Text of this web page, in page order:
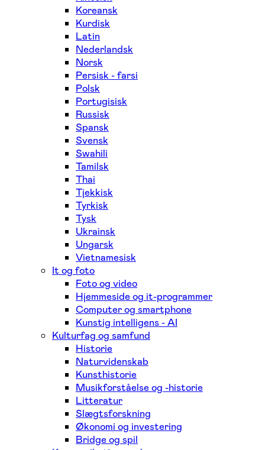
Koreansk
Kurdisk
Latin
Nederlandsk
Norsk
Persisk - farsi
Polsk
Portugisisk
Russisk
Spansk
Svensk
Swahili
Tamilsk
Thai
Tjekkisk
Tyrkisk
Tysk
Ukrainsk
Ungarsk
Vietnamesisk
It og foto
Foto og video
Hjemmeside og it-programmer
Computer og smartphone
Kunstig intelligens - AI
Kulturfag og samfund
Historie
Naturvidenskab
Kunsthistorie
Musikforståelse og -historie
Litteratur
Slægtsforskning
Økonomi og investering
Bridge og spil